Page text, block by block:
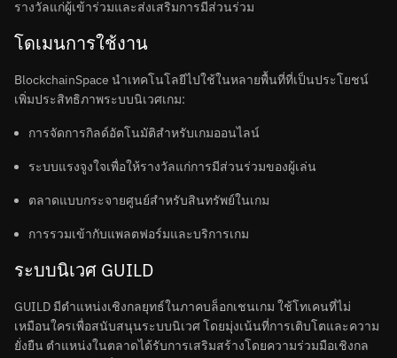
รางวัลแก่ผู้เข้าร่วมและส่งเสริมการมีส่วนร่วม
โดเมนการใช้งาน
BlockchainSpace นำเทคโนโลยีไปใช้ในหลายพื้นที่ที่เป็นประโยชน์
เพิ่มประสิทธิภาพระบบนิเวศเกม:
การจัดการกิลด์อัตโนมัติสำหรับเกมออนไลน์
ระบบแรงจูงใจเพื่อให้รางวัลแก่การมีส่วนร่วมของผู้เล่น
ตลาดแบบกระจายศูนย์สำหรับสินทรัพย์ในเกม
การรวมเข้ากับแพลตฟอร์มและบริการเกม
ระบบนิเวศ GUILD
GUILD มีตำแหน่งเชิงกลยุทธ์ในภาคบล็อกเชนเกม ใช้โทเคนที่ไม่
เหมือนใครเพื่อสนับสนุนระบบนิเวศ โดยมุ่งเน้นที่การเติบโตและความ
ยั่งยืน ตำแหน่งในตลาดได้รับการเสริมสร้างโดยความร่วมมือเชิงกล